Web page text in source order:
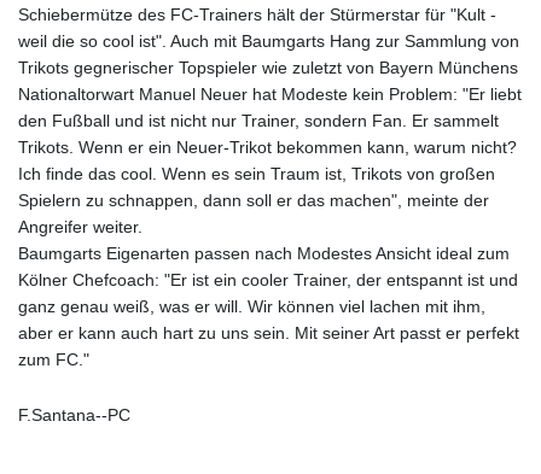
Schiebermütze des FC-Trainers hält der Stürmerstar für "Kult -
weil die so cool ist". Auch mit Baumgarts Hang zur Sammlung von
Trikots gegnerischer Topspieler wie zuletzt von Bayern Münchens
Nationaltorwart Manuel Neuer hat Modeste kein Problem: "Er liebt
den Fußball und ist nicht nur Trainer, sondern Fan. Er sammelt
Trikots. Wenn er ein Neuer-Trikot bekommen kann, warum nicht?
Ich finde das cool. Wenn es sein Traum ist, Trikots von großen
Spielern zu schnappen, dann soll er das machen", meinte der
Angreifer weiter.
Baumgarts Eigenarten passen nach Modestes Ansicht ideal zum
Kölner Chefcoach: "Er ist ein cooler Trainer, der entspannt ist und
ganz genau weiß, was er will. Wir können viel lachen mit ihm,
aber er kann auch hart zu uns sein. Mit seiner Art passt er perfekt
zum FC."
F.Santana--PC